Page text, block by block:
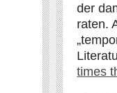
der
raten.
times